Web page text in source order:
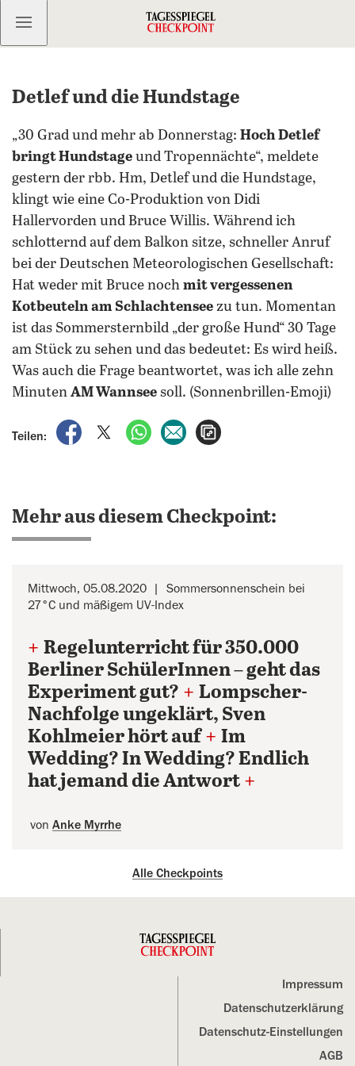
Kostenlos anmelden
Detlef und die Hundstage
„30 Grad und mehr ab Donnerstag: Hoch Detlef
bringt Hundstage und Tropennächte“, meldete
gestern der rbb. Hm, Detlef und die Hundstage,
klingt wie eine Co-Produktion von Didi
Hallervorden und Bruce Willis. Während ich
schlotternd auf dem Balkon sitze, schneller Anruf
bei der Deutschen Meteorologischen Gesellschaft:
Hat weder mit Bruce noch mit vergessenen
Kotbeuteln am Schlachtensee zu tun. Momentan
ist das Sommersternbild „der große Hund“ 30 Tage
am Stück zu sehen und das bedeutet: Es wird heiß.
Was auch die Frage beantwortet, was ich alle zehn
Minuten AM Wannsee soll. (Sonnenbrillen-Emoji)
Teilen:
auf Facebook teilen
auf X teilenper WhatsApp teilen
per E-Mail teilen
Mehr aus diesem Checkpoint:
Mittwoch, 05.08.2020
Sommersonnenschein bei
27°C und mäßigem UV-Index
+ Regelunterricht für 350.000
Berliner SchülerInnen – geht das
Experiment gut? + Lompscher-
Nachfolge ungeklärt, Sven
Kohlmeier hört auf + Im
Wedding? In Wedding? Endlich
hat jemand die Antwort +
von Anke Myrrhe
Alle Checkpoints
Impressum
Datenschutz­erklärung
Datenschutz-Einstellungen
AGB